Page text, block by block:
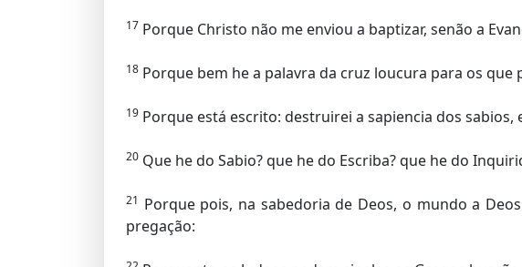
17 Porque Christo não me enviou a baptizar, senão a
18 Porque bem he a palavra da cruz loucura para os que
19 Porque está escrito: destruirei a sapiencia dos
20 Que he do Sabio? que he do Escriba? que he do
21 Porque pois, na sabedoria de Deos, o mundo a
pregação: